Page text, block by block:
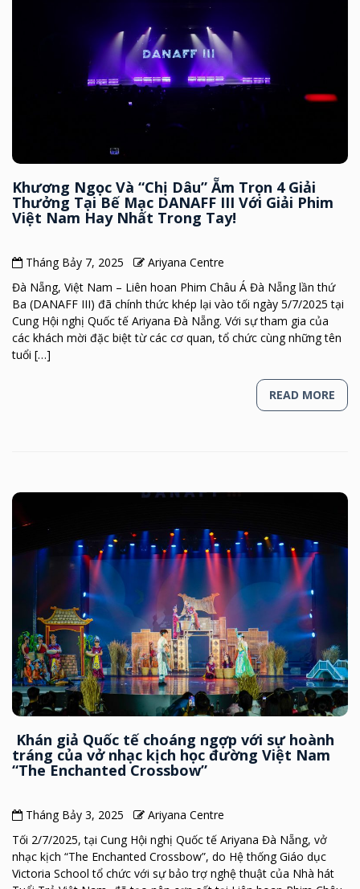
Khương Ngọc Và “Chị Dâu” Ẵm Trọn 4 Giải
Thưởng Tại Bế Mạc DANAFF III Với Giải Phim
Việt Nam Hay Nhất Trong Tay!
Tháng Bảy 7, 2025
Ariyana Centre
Đà Nẵng, Việt Nam – Liên hoan Phim Châu Á Đà Nẵng lần thứ
Ba (DANAFF III) đã chính thức khép lại vào tối ngày 5/7/2025 tại
Cung Hội nghị Quốc tế Ariyana Đà Nẵng. Với sự tham gia của
các khách mời đặc biệt từ các cơ quan, tổ chức cùng những tên
tuổi […]
READ MORE
Khán giả Quốc tế choáng ngợp với sự hoành
tráng của vở nhạc kịch học đường Việt Nam
“The Enchanted Crossbow”
Tháng Bảy 3, 2025
Ariyana Centre
Tối 2/7/2025, tại Cung Hội nghị Quốc tế Ariyana Đà Nẵng, vở
nhạc kịch “The Enchanted Crossbow”, do Hệ thống Giáo dục
Victoria School tổ chức với sự bảo trợ nghệ thuật của Nhà hát